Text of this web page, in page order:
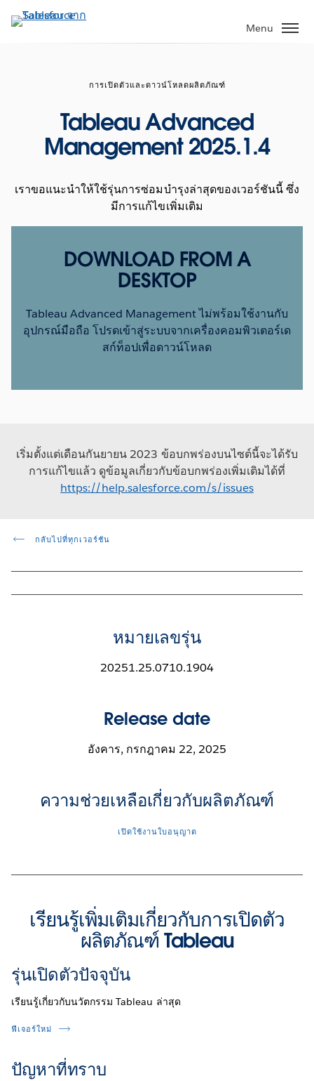
ไป
Menu
การเปิดตัวและดาวน์โหลดผลิตภัณฑ์
Tableau Advanced
Management 2025.1.4
เราขอแนะนำให้ใช้รุ่นการซ่อมบำรุงล่าสุดของเวอร์ชันนี้ ซึ่ง
มีการแก้ไขเพิ่มเติม
DOWNLOAD FROM A
DESKTOP
Tableau Advanced Management ไม่พร้อมใช้งานกับ
อุปกรณ์มือถือ โปรดเข้าสู่ระบบจากเครื่องคอมพิวเตอร์เด
สก์ท็อปเพื่อดาวน์โหลด
เริ่มตั้งแต่เดือนกันยายน 2023 ข้อบกพร่องบนไซต์นี้จะได้รับ
การแก้ไขแล้ว ดูข้อมูลเกี่ยวกับข้อบกพร่องเพิ่มเติมได้ที่
https://help.salesforce.com/s/issues
กลับไปที่ทุกเวอร์ชัน
หมายเลขรุ่น
20251.25.0710.1904
Release date
อังคาร, กรกฎาคม 22, 2025
ความช่วยเหลือเกี่ยวกับผลิตภัณฑ์
เปิดใช้งานใบอนุญาต
เรียนรู้เพิ่มเติมเกี่ยวกับการเปิดตัว
ผลิตภัณฑ์ Tableau
รุ่นเปิดตัวปัจจุบัน
เรียนรู้เกี่ยวกับนวัตกรรม Tableau ล่าสุด
ฟีเจอร์ใหม่
ปัญหาที่ทราบ